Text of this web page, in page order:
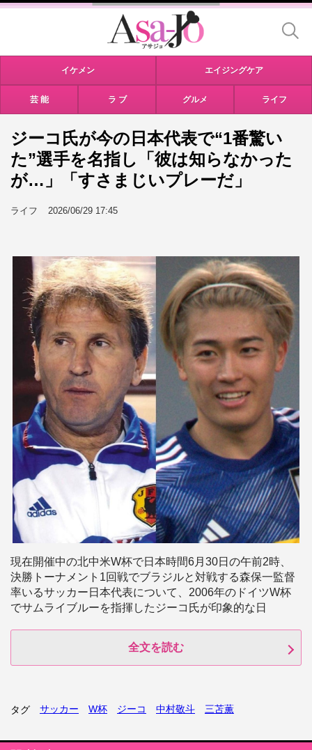
イケメン エイジングケア
芸 能 ラ ブ グルメ ライフ
ジーコ氏が今の日本代表で“1番驚い
た”選手を名指し「彼は知らなかった
が…」「すさまじいプレーだ」
ライフ 2026/06/29 17:45
現在開催中の北中米W杯で日本時間6月30日の午前2時、
決勝トーナメント1回戦でブラジルと対戦する森保一監督
率いるサッカー日本代表について、2006年のドイツW杯
でサムライブルーを指揮したジーコ氏が印象的な日
全文を読む
タグ サッカー W杯 ジーコ 中村敬斗 三苫薫